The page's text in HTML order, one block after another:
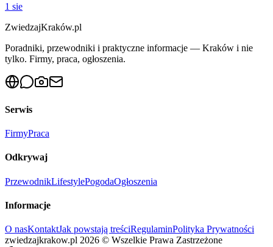
1 sie
ZwiedzajKraków.pl
Poradniki, przewodniki i praktyczne informacje — Kraków i nie
tylko. Firmy, praca, ogłoszenia.
Serwis
FirmyPraca
Odkrywaj
PrzewodnikLifestylePogodaOgłoszenia
Informacje
O nasKontaktJak powstają treściRegulaminPolityka Prywatności
zwiedzajkrakow.pl 2026 © Wszelkie Prawa Zastrzeżone